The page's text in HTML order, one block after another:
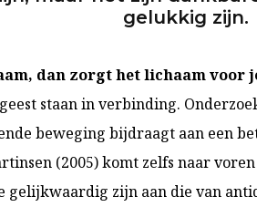
gelukkig zijn.
dan zorgt het lichaam voor
staan in verbinding.
beweging bijdraagt aan een
(2005) komt zelfs naar
gelijkwaardig zijn aan die van